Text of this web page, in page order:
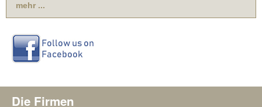
mehr ...
Die Firmen